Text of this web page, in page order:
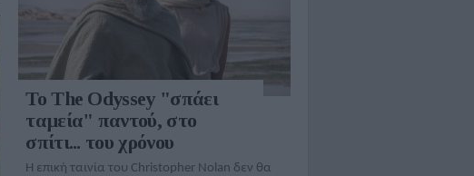
To The Odyssey "σπάει
ταμεία" παντού, στο
σπίτι... του χρόνου
Η επική ταινία του Christopher Nolan δεν θα